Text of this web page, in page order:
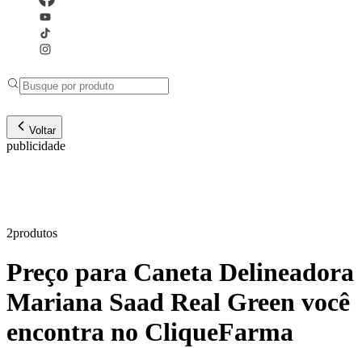
Voltar
publicidade
2produtos
Preço para Caneta Delineadora
Mariana Saad Real Green você
encontra no CliqueFarma